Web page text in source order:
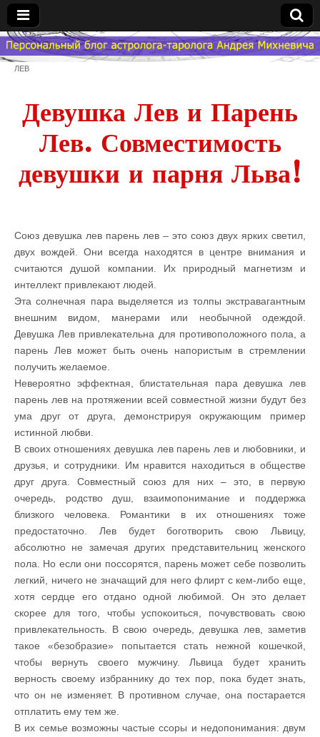
Гороскоп
Мой
Знак
Зодиака
ЛЕВ
Девушка Лев и Парень
Лев. Совместимость
девушки и парня Льва!
Союз девушка лев парень лев – это союз двух ярких светил,
двух вождей. Они всегда находятся в центре внимания и
считаются душой компании. Их природный магнетизм и
интеллект привлекают людей.
Эта солнечная пара выделяется из толпы экстравагантным
внешним видом, манерами или необычной одеждой.
Девушка Лев привлекательна для противоположного пола, а
парень Лев может быть очень напористым в стремлении
получить желаемое.
Невероятно эффектная, блистательная пара девушка лев
парень лев на протяжении всей совместной жизни будут без
ума друг от друга, демонстрируя окружающим пример
истинной любви.
В своих отношениях девушка лев парень лев и любовники, и
друзья, и сотрудники. Им нравится находиться в обществе
друг друга. Совместный союз для них – это, в первую
очередь, родство душ, взаимопонимание и поддержка
близкого человека. Романтики в их отношениях тоже
предостаточно. Лев будет боготворить свою Львицу,
абсолютно не замечая других представительниц женского
пола. Но если они поссорятся, парень может себе позволить
легкий, ничего не значащий для него флирт с кем-либо еще,
хотя сердце его отдано одной любимой. Он это делает
скорее для того, чтобы успокоиться, почувствовать свою
привлекательность. В свою очередь, девушка лев, заметив
такое «безобразие» попытается стать нежной кошечкой,
чтобы вернуть своего мужчину. Львица будет хранить
верность своему избраннику до тех пор, пока будет знать,
что он не изменяет. В противном случае, она постарается
отплатить ему тем же.
В их семье возможны частые ссоры и недопонимания: двум